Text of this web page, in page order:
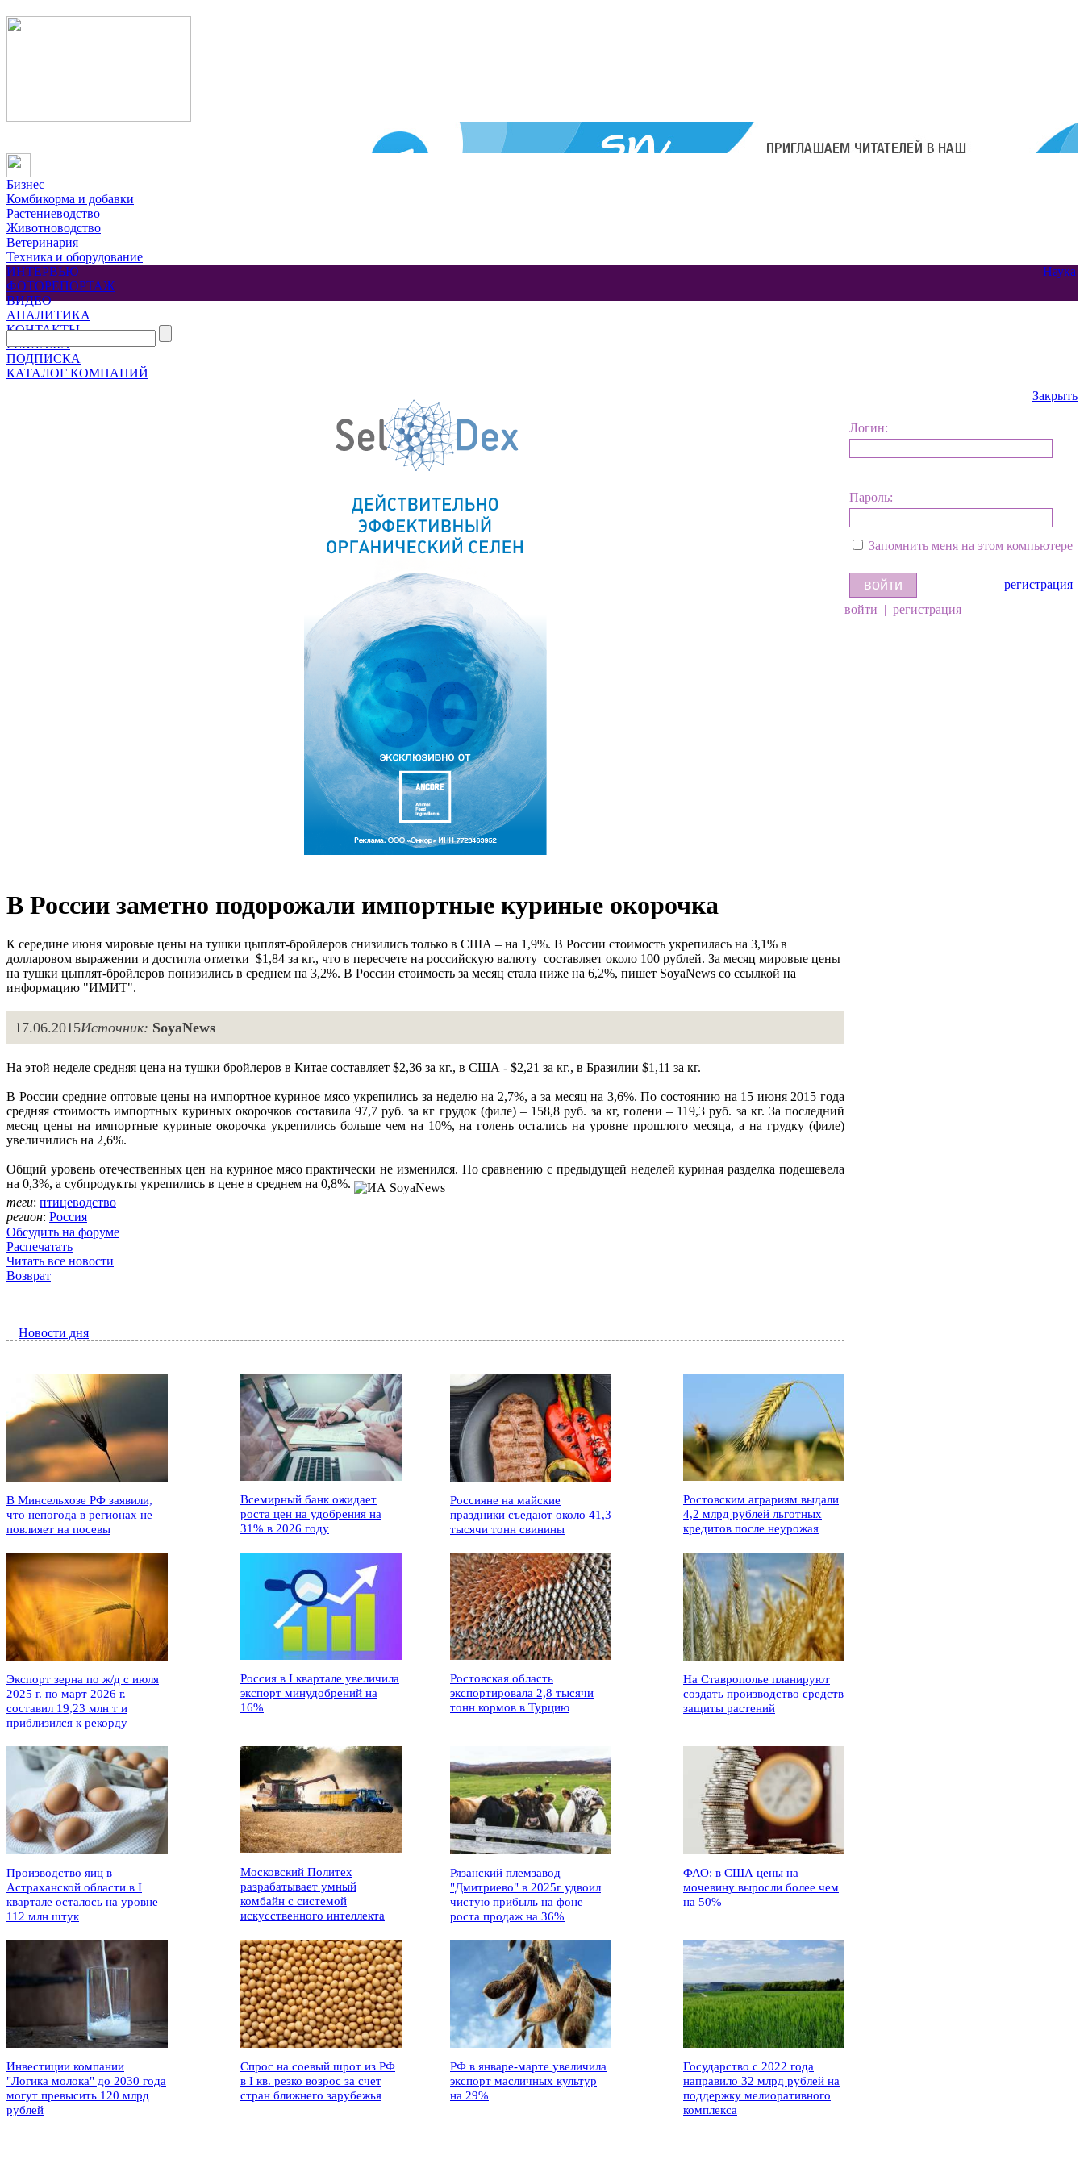
Бизнес
Комбикорма и добавки
Растениеводство
Животноводство
Ветеринария
Техника и оборудование
Наука
ИНТЕРВЬЮ
ФОТОРЕПОРТАЖ
ВИДЕО
АНАЛИТИКА
КОНТАКТЫ
РЕКЛАМА
ПОДПИСКА
КАТАЛОГ КОМПАНИЙ
Закрыть
Логин:
Пароль:
Запомнить меня на этом компьютере
регистрация
войти | регистрация
В России заметно подорожали импортные куриные окорочка
К середине июня мировые цены на тушки цыплят-бройлеров снизились только в США – на 1,9%. В России стоимость укрепилась на 3,1% в
долларовом выражении и достигла отметки $1,84 за кг., что в пересчете на российскую валюту составляет около 100 рублей. За месяц мировые цены
на тушки цыплят-бройлеров понизились в среднем на 3,2%. В России стоимость за месяц стала ниже на 6,2%, пишет SoyaNews со ссылкой на
информацию "ИМИТ".
17.06.2015Источник: SoyaNews
На этой неделе средняя цена на тушки бройлеров в Китае составляет $2,36 за кг., в США - $2,21 за кг., в Бразилии $1,11 за кг.
В России средние оптовые цены на импортное куриное мясо укрепились за неделю на 2,7%, а за месяц на 3,6%. По состоянию на 15 июня 2015 года
средняя стоимость импортных куриных окорочков составила 97,7 руб. за кг грудок (филе) – 158,8 руб. за кг, голени – 119,3 руб. за кг. За последний
месяц цены на импортные куриные окорочка укрепились больше чем на 10%, на голень остались на уровне прошлого месяца, а на грудку (филе)
увеличились на 2,6%.
Общий уровень отечественных цен на куриное мясо практически не изменился. По сравнению с предыдущей неделей куриная разделка подешевела
на 0,3%, а субпродукты укрепились в цене в среднем на 0,8%.
теги: птицеводство
регион: Россия
Обсудить на форуме
Распечатать
Читать все новости
Возврат
Новости дня
В Минсельхозе РФ заявили,
что непогода в регионах не
повлияет на посевы
Всемирный банк ожидает
роста цен на удобрения на
31% в 2026 году
Россияне на майские
праздники съедают около 41,3
тысячи тонн свинины
Ростовским аграриям выдали
4,2 млрд рублей льготных
кредитов после неурожая
Экспорт зерна по ж/д с июля
2025 г. по март 2026 г.
составил 19,23 млн т и
приблизился к рекорду
Россия в I квартале увеличила
экспорт минудобрений на
16%
Ростовская область
экспортировала 2,8 тысячи
тонн кормов в Турцию
На Ставрополье планируют
создать производство средств
защиты растений
Производство яиц в
Астраханской области в I
квартале осталось на уровне
112 млн штук
Московский Политех
разрабатывает умный
комбайн с системой
искусственного интеллекта
Рязанский племзавод
"Дмитриево" в 2025г удвоил
чистую прибыль на фоне
роста продаж на 36%
ФАО: в США цены на
мочевину выросли более чем
на 50%
Инвестиции компании
"Логика молока" до 2030 года
могут превысить 120 млрд
рублей
Спрос на соевый шрот из РФ
в I кв. резко возрос за счет
стран ближнего зарубежья
РФ в январе-марте увеличила
экспорт масличных культур
на 29%
Государство с 2022 года
направило 32 млрд рублей на
поддержку мелиоративного
комплекса